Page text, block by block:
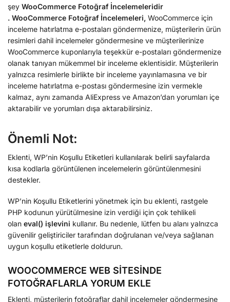
şey WooCommerce Fotoğraf İncelemeleridir
. WooCommerce Fotoğraf İncelemeleri, WooCommerce için
inceleme hatırlatma e-postaları göndermenize, müşterilerin ürün
resimleri dahil incelemeler göndermesine ve müşterilerinize
WooCommerce kuponlarıyla teşekkür e-postaları göndermenize
olanak tanıyan mükemmel bir inceleme eklentisidir. Müşterilerin
yalnızca resimlerle birlikte bir inceleme yayınlamasına ve bir
inceleme hatırlatma e-postası göndermesine izin vermekle
kalmaz, aynı zamanda AliExpress ve Amazon’dan yorumları içe
aktarabilir ve yorumları dışa aktarabilirsiniz.
Önemli Not:
Eklenti, WP’nin Koşullu Etiketleri kullanılarak belirli sayfalarda
kısa kodlarla görüntülenen incelemelerin görüntülenmesini
destekler.
WP’nin Koşullu Etiketlerini yönetmek için bu eklenti, rastgele
PHP kodunun yürütülmesine izin verdiği için çok tehlikeli
olan eval() işlevini kullanır. Bu nedenle, lütfen bu alanı yalnızca
güvenilir geliştiriciler tarafından doğrulanan ve/veya sağlanan
uygun koşullu etiketlerle doldurun.
WOOCOMMERCE WEB SİTESİNDE
FOTOĞRAFLARLA YORUM EKLE
Eklenti, müşterilerin fotoğraflar dahil incelemeler göndermesine